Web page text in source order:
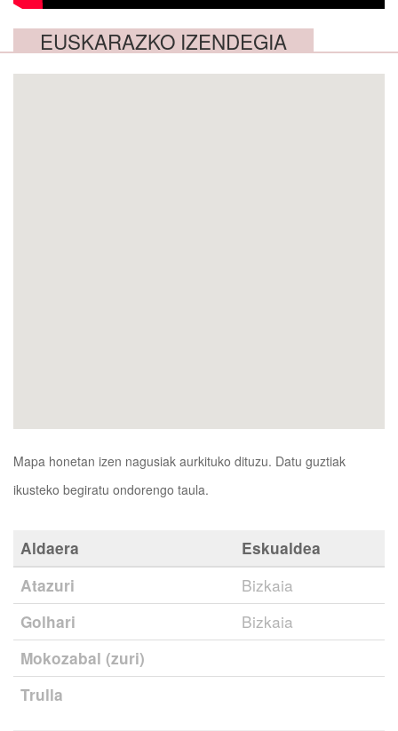
EUSKARAZKO IZENDEGIA
Mapa honetan izen nagusiak aurkituko dituzu. Datu guztiak
ikusteko begiratu ondorengo taula.
Aldaera
Eskualdea
Atazuri
Bizkaia
Golhari
Bizkaia
Mokozabal (zuri)
Trulla